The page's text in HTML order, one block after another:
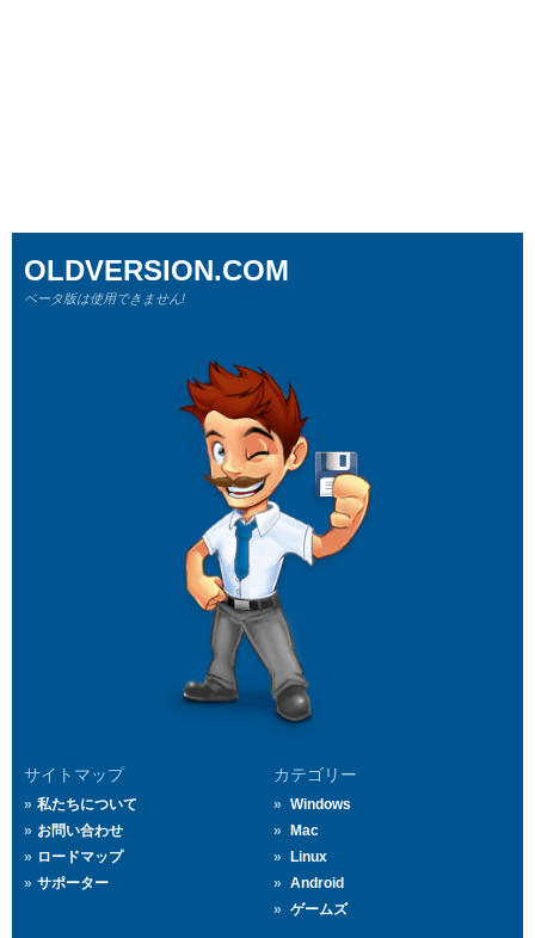
サイトマップ
私たちについて
お問い合わせ
ロードマップ
サポーター
カテゴリー
Windows
Mac
Linux
Android
ゲームズ
OLDVERSION.COM
ベータ版は使用できません!